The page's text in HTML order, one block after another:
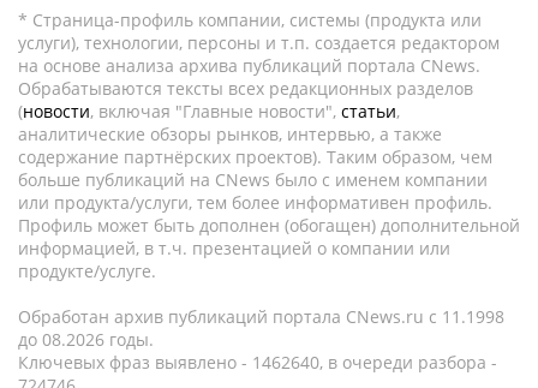
* Страница-профиль компании, системы (продукта или
услуги), технологии, персоны и т.п. создается редактором
на основе анализа архива публикаций портала CNews.
Обрабатываются тексты всех редакционных разделов
(новости, включая "Главные новости", статьи,
аналитические обзоры рынков, интервью, а также
содержание партнёрских проектов). Таким образом, чем
больше публикаций на CNews было с именем компании
или продукта/услуги, тем более информативен профиль.
Профиль может быть дополнен (обогащен) дополнительной
информацией, в т.ч. презентацией о компании или
продукте/услуге.
Обработан архив публикаций портала CNews.ru c 11.1998
до 08.2026 годы.
Ключевых фраз выявлено - 1462640, в очереди разбора -